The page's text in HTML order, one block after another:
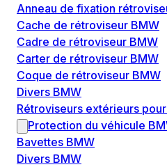
Anneau de fixation
Cache de rétroviseur BMW
Cadre de rétroviseur BMW
Carter de rétroviseur BMW
Coque de rétroviseur BMW
Divers BMW
Rétroviseurs extérieurs
Protection du véhicule
Bavettes BMW
Divers BMW